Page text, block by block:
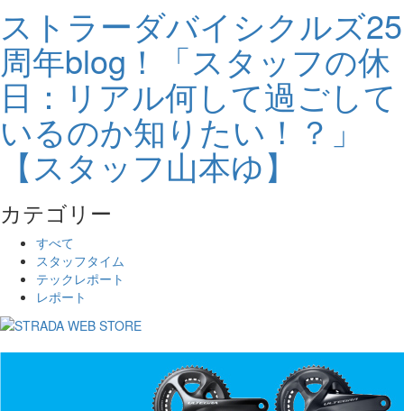
ストラーダバイシクルズ25
周年blog！「スタッフの休
日：リアル何して過ごして
いるのか知りたい！？」
【スタッフ山本ゆ】
カテゴリー
すべて
スタッフタイム
テックレポート
レポート